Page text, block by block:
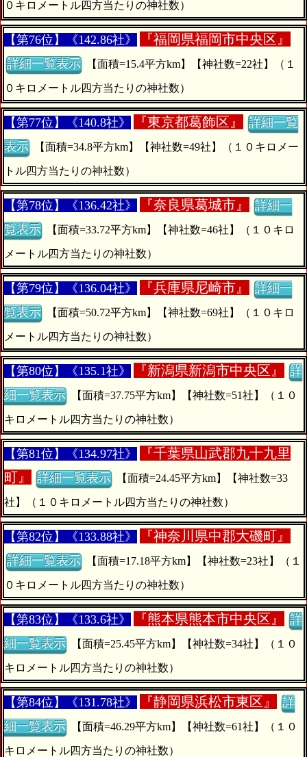
０キロメートル四方当たりの神社数）
【第76位】《142.86社》 『福岡県福岡市中央区』
詳細一覧表示
０キロメートル四方当たりの神社数）
【第77位】《140.8社》 『東京都葛飾区』
詳細一覧
表示
トル四方当たりの神社数）
【第78位】《136.42社》 『奈良県葛城市』
詳細一
覧表示
メートル四方当たりの神社数）
【第79位】《136.04社》 『兵庫県尼崎市』
詳細一
覧表示
メートル四方当たりの神社数）
【第80位】《135.1社》 『新潟県新潟市中央区』
詳
細一覧表示
キロメートル四方当たりの神社数）
【第81位】《134.97社》 『千葉県山武郡九十九里
町』
詳細一覧表示
社】（１０キロメートル四方当たりの神社数）
【第82位】《133.88社》 『神奈川県中郡大磯町』
詳細一覧表示
０キロメートル四方当たりの神社数）
【第83位】《133.6社》 『熊本県熊本市中央区』
詳
細一覧表示
キロメートル四方当たりの神社数）
【第84位】《131.78社》 『静岡県浜松市東区』
詳
細一覧表示
キロメートル四方当たりの神社数）